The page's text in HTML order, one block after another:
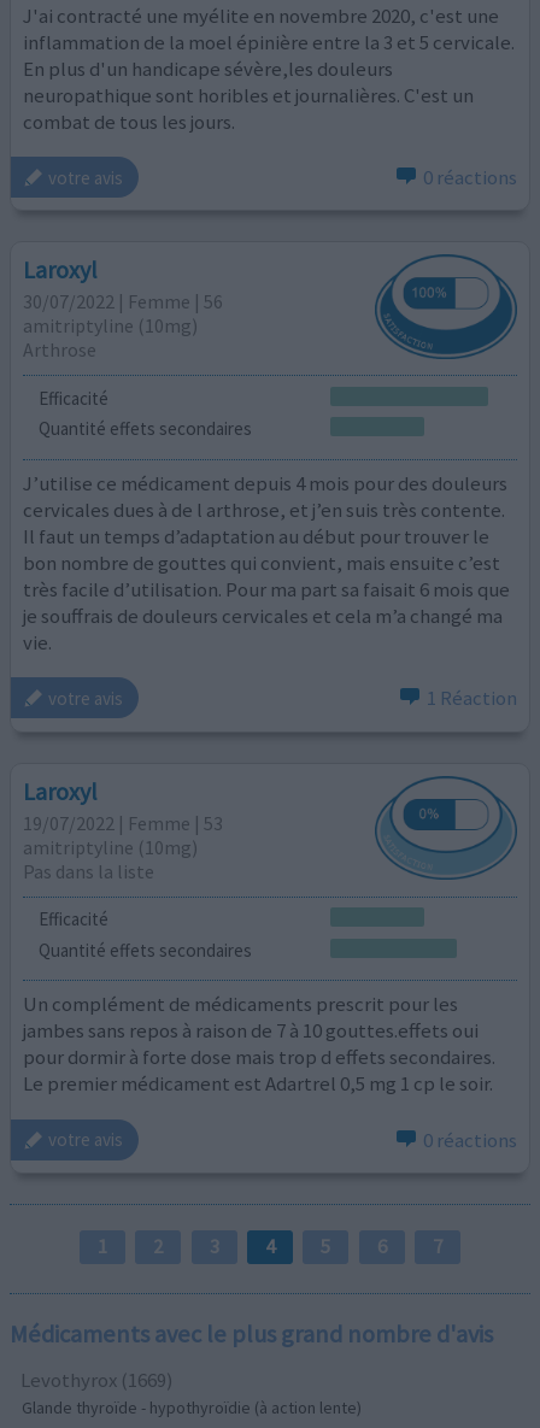
J'ai contracté une myélite en novembre 2020, c'est une
inflammation de la moel épinière entre la 3 et 5 cervicale.
En plus d'un handicape sévère,les douleurs
neuropathique sont horibles et journalières. C'est un
combat de tous les jours.
votre avis 0 réactions
Laroxyl
30/07/2022 | Femme | 56
amitriptyline (10mg)
Arthrose
Efficacité
Quantité effets secondaires
J’utilise ce médicament depuis 4 mois pour des douleurs
cervicales dues à de l arthrose, et j’en suis très contente.
Il faut un temps d’adaptation au début pour trouver le
bon nombre de gouttes qui convient, mais ensuite c’est
très facile d’utilisation. Pour ma part sa faisait 6 mois que
je souffrais de douleurs cervicales et cela m’a changé ma
vie.
votre avis 1 Réaction
Laroxyl
19/07/2022 | Femme | 53
amitriptyline (10mg)
Pas dans la liste
Efficacité
Quantité effets secondaires
Un complément de médicaments prescrit pour les
jambes sans repos à raison de 7 à 10 gouttes.effets oui
pour dormir à forte dose mais trop d effets secondaires.
Le premier médicament est Adartrel 0,5 mg 1 cp le soir.
votre avis 0 réactions
1 2 3 4 5 6 7
Médicaments avec le plus grand nombre d'avis
Levothyrox (1669)
Glande thyroïde - hypothyroïdie (à action lente)